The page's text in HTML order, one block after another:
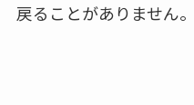
戻ることがありません。